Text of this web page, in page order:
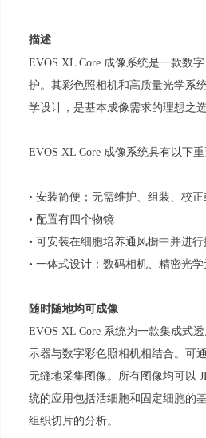
描述
EVOS XL Core 成像系统是一款数
护。其彩色照相机和高质量光学系
学设计，是基本成像需求的理想之
EVOS XL Core 成像系统具有以下重
• 安装简便；无需维护、组装、校
• 配置有四个物镜
• 可安装在细胞培养通风橱中并进行
• 一体式设计：数码相机、精密光
随时随地均可成像
EVOS XL Core 系统为一款集成式
示器与数字彩色照相机相结合。可
无缝地采集图像。所有图像均可以
统的应用包括活细胞和固定细胞的
组织切片的分析。